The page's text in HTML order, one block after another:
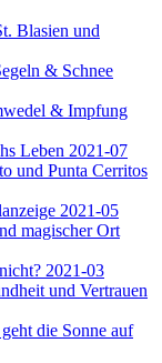
Blasien und
& Schnee
& Impfung
Leben 2021-07
und Punta Cerritos
2021-05
magischer Ort
2021-03
und Vertrauen
die Sonne auf